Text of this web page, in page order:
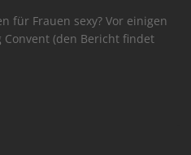
für Frauen sexy? Vor einigen
(den Bericht findet